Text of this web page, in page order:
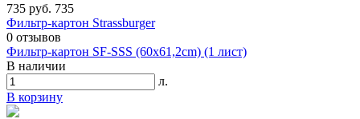
735 руб. 735
Фильтр-картон Strassburger
0 отзывов
Фильтр-картон SF-SSS (60х61,2cm) (1 лист)
В наличии
л.
В корзину